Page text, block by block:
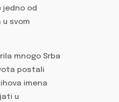
jedno od
svom
mnogo Srba
postali
imena
u